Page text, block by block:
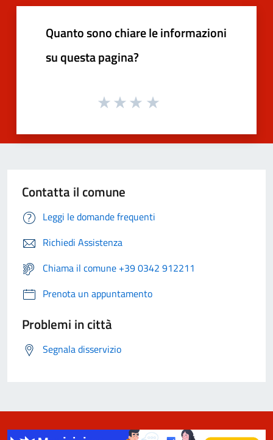
Quanto sono chiare le informazioni
su questa pagina?
Contatta il comune
Leggi le domande frequenti
Richiedi Assistenza
Chiama il comune +39 0342 912211
Prenota un appuntamento
Problemi in città
Segnala disservizio